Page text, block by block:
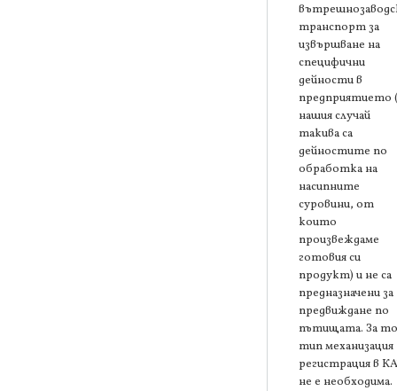
транспорт за
извършване на
специфични
дейности в
предприятието
нашия случай
такива са
дейностите по
обработка на
насипните
суровини, от
които
произвеждаме
готовия си
продукт) и не са
предназначени за
предвиждане по
пътищата. За
тип механизация
регистрация в
не е необходима.